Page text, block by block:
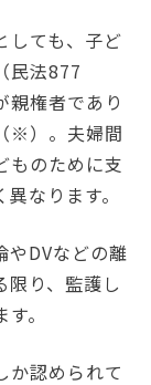
しても、子ど
民法877
親権者であり
※）。夫婦間
ものために支
なります。
やDVなどの離
限り、監護し
。
か認められて